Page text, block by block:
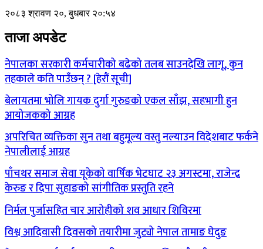
२०८३ श्रावण २०, बुधबार २०:५४
ताजा अपडेट
नेपालका सरकारी कर्मचारीको बढेको तलब साउनदेखि लागू, कुन
तहकाले कति पाउँछन् ? [हेरौं सूची]
बेलायतमा भोलि गायक दुर्गा गुरुङको एकल साँझ, सहभागी हुन
आयोजकको आग्रह
अपरिचित व्यक्तिका सुन तथा बहुमूल्य वस्तु नल्याउन विदेशबाट फर्कने
नेपालीलाई आग्रह
पाँचथर समाज सेवा यूकेको वार्षिक भेटघाट २३ अगस्टमा, राजेन्द्र
केरुङ र दिपा सुहाङको सांगीतिक प्रस्तुति रहने
निर्मल पुर्जासहित चार आरोहीको शव आधार शिविरमा
विश्व आदिवासी दिवसको तयारीमा जुट्यो नेपाल तामाङ घेदुङ